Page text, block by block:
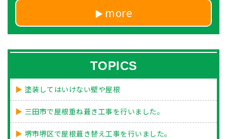
more
TOPICS
塗装してはいけない壁や屋根
三田市で屋根重ね葺き工事を行いました。
堺市堺区で屋根葺き替え工事を行いました。